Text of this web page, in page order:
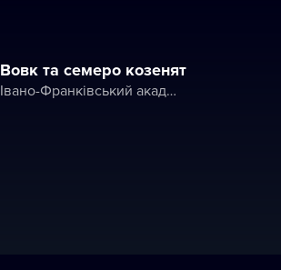
Вовк та семеро козенят
Івано-Франківський академічний обласний театр ляльок імені Марійки Підгірянки